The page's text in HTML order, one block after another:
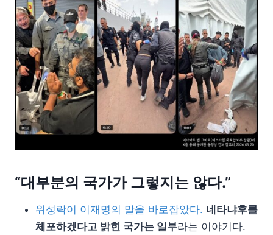
“대부분의 국가가 그렇지는 않다.”
위성락이 이재명의 말을 바로잡았다. 네타냐후를
체포하겠다고 밝힌 국가는 일부라는 이야기다.